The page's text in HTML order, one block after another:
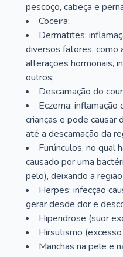
pescoço, cabeça e
Coceira;
Dermatites:
diversos fatores, como
alterações hormonais,
outros;
Descamação do
Eczema:
crianças e pode
até a descamação da
Furúnculos, no qual
causado por uma
pelo), deixando a
Herpes: infecção
gerar desde dor e
Hiperidrose (suor
Hirsutismo
Manchas na pele e